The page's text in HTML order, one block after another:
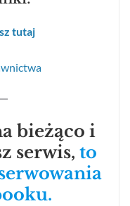
tutaj
bieżąco i
serwis, to